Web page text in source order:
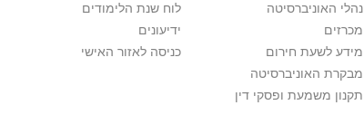
נהלי האוניברסיטה
מכרזים
מידע לשעת חירום
מבקרת האוניברסיטה
תקנון משמעת ופסקי דין
לוח שנת הלימודים
ידיעונים
כניסה לאזור האישי